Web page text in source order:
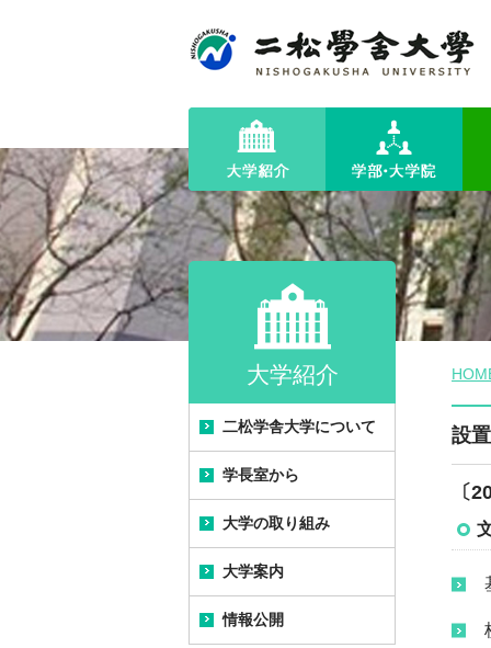
大学紹介
設
〔
二松学舎大学について
建学の精神
大学の教育研究上の目的
学長室から
学長メッセージ
学長プロフィール
大学の取り組み
(公財)大学基準協会による
相互評価ならびに認証評
価結果について
大学案内
キャンパス案内
情報公開